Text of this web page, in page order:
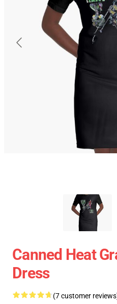
Canned Heat
Dress
(7 customer